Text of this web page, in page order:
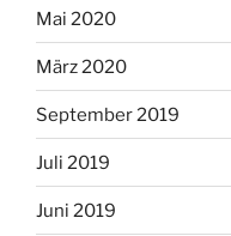
Mai 2020
März 2020
September 2019
Juli 2019
Juni 2019